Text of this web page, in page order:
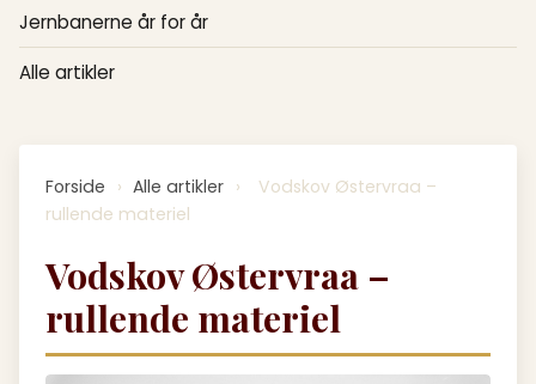
Jernbanerne år for år
Alle artikler
Forside › Alle artikler ›
Vodskov Østervraa –
rullende materiel
Vodskov Østervraa –
rullende materiel